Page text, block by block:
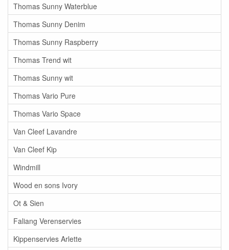
Thomas Sunny Waterblue
Thomas Sunny Denim
Thomas Sunny Raspberry
Thomas Trend wit
Thomas Sunny wit
Thomas Vario Pure
Thomas Vario Space
Van Cleef Lavandre
Van Cleef Kip
Windmill
Wood en sons Ivory
Ot & Sien
Faliang Verenservies
Kippenservies Arlette